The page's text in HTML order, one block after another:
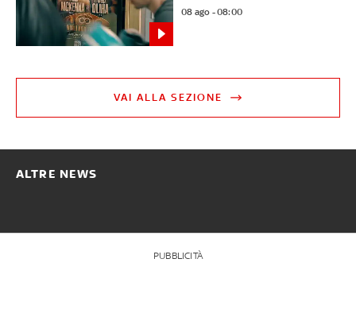
08 ago - 08:00
VAI ALLA SEZIONE
ALTRE NEWS
PUBBLICITÀ